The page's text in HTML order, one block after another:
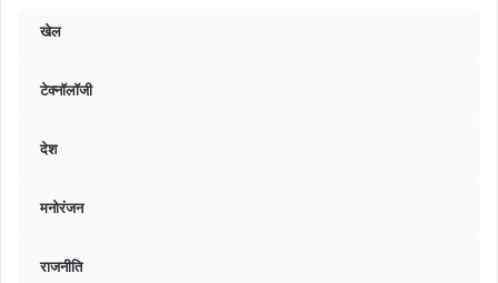
खेल
टेक्नॉलॉजी
देश
मनोरंजन
राजनीति